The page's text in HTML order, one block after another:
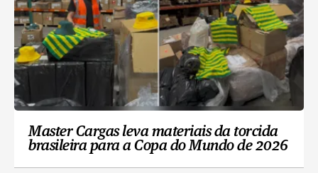
Master Cargas leva materiais da torcida
brasileira para a Copa do Mundo de 2026